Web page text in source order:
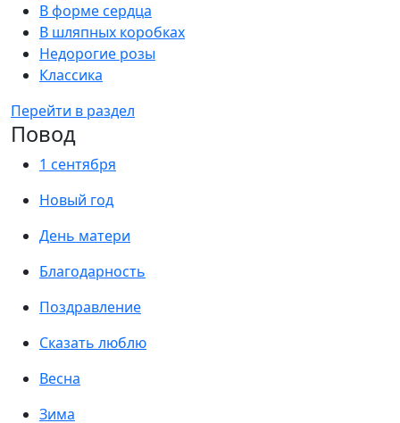
В форме сердца
В шляпных коробках
Недорогие розы
Классика
Перейти в раздел
Повод
1 сентября
Новый год
День матери
Благодарность
Поздравление
Сказать люблю
Весна
Зима